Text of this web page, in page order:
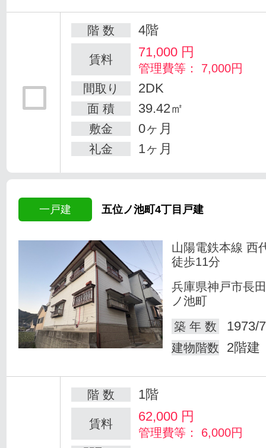
階 数 4階
賃料 71,000 円
管理費等： 7,000円
間取り
2DK
面 積 39.42㎡
敷金 0ヶ月
礼金 1ヶ月
一戸建 五位ノ池町4丁目戸建
山陽電鉄本線 西
徒歩11分
兵庫県神戸市長
ノ池町
築 年 数
1973/
建物階数 2階建
階 数 1階
賃料 62,000 円
管理費等： 6,000円